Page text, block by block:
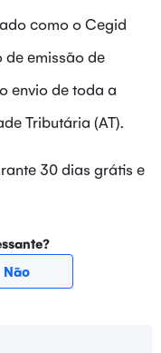
como o Cegid
de emissão de
envio de toda a
Tributária (AT).
30 dias grátis e
Não